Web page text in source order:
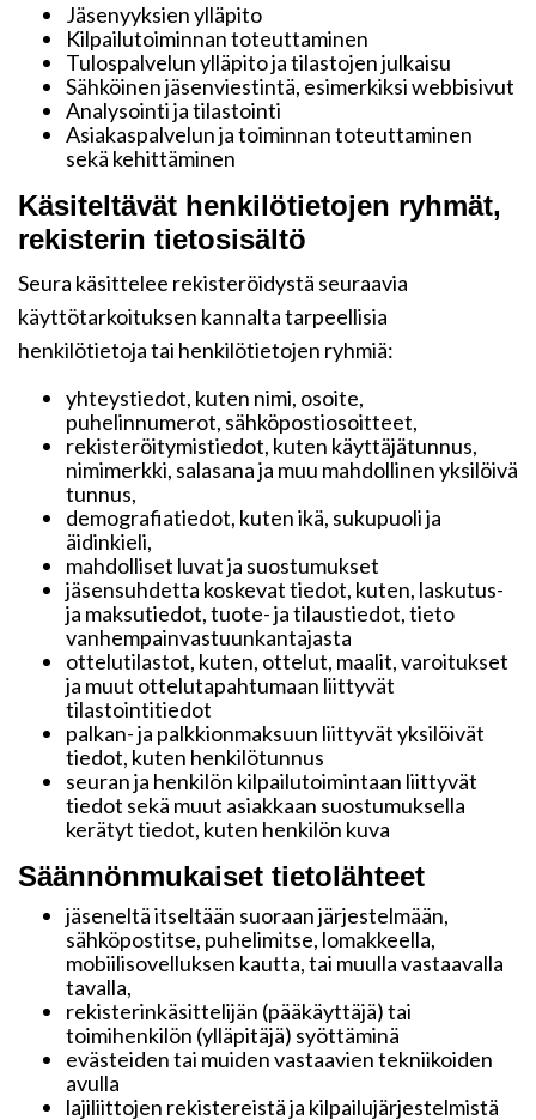
Jäsenyyksien ylläpito
Kilpailutoiminnan toteuttaminen
Tulospalvelun ylläpito ja tilastojen julkaisu
Sähköinen jäsenviestintä, esimerkiksi webbisivut
Analysointi ja tilastointi
Asiakaspalvelun ja toiminnan toteuttaminen
sekä kehittäminen
Käsiteltävät henkilötietojen ryhmät,
rekisterin tietosisältö
Seura käsittelee rekisteröidystä seuraavia
käyttötarkoituksen kannalta tarpeellisia
henkilötietoja tai henkilötietojen ryhmiä:
yhteystiedot, kuten nimi, osoite,
puhelinnumerot, sähköpostiosoitteet,
rekisteröitymistiedot, kuten käyttäjätunnus,
nimimerkki, salasana ja muu mahdollinen yksilöivä
tunnus,
demografiatiedot, kuten ikä, sukupuoli ja
äidinkieli,
mahdolliset luvat ja suostumukset
jäsensuhdetta koskevat tiedot, kuten, laskutus-
ja maksutiedot, tuote- ja tilaustiedot, tieto
vanhempainvastuunkantajasta
ottelutilastot, kuten, ottelut, maalit, varoitukset
ja muut ottelutapahtumaan liittyvät
tilastointitiedot
palkan- ja palkkionmaksuun liittyvät yksilöivät
tiedot, kuten henkilötunnus
seuran ja henkilön kilpailutoimintaan liittyvät
tiedot sekä muut asiakkaan suostumuksella
kerätyt tiedot, kuten henkilön kuva
Säännönmukaiset tietolähteet
jäseneltä itseltään suoraan järjestelmään,
sähköpostitse, puhelimitse, lomakkeella,
mobiilisovelluksen kautta, tai muulla vastaavalla
tavalla,
rekisterinkäsittelijän (pääkäyttäjä) tai
toimihenkilön (ylläpitäjä) syöttäminä
evästeiden tai muiden vastaavien tekniikoiden
avulla
lajiliittojen rekistereistä ja kilpailujärjestelmistä